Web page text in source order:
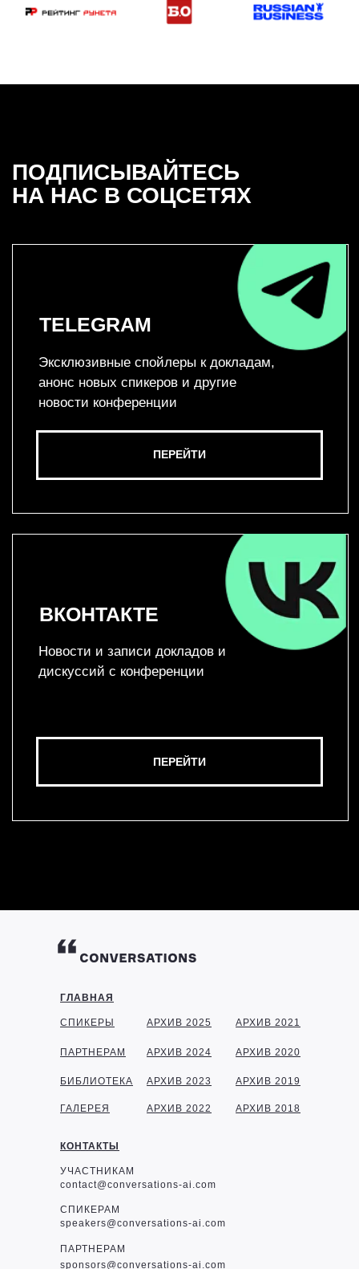
ГЛАВНАЯ
КОНТАКТЫ
СПИКЕРЫ
ПАРТНЕРАМ
БИБЛИОТЕКА
УЧАСТНИКАМ
contact@conversations-ai.com
СПИКЕРАМ
speakers@conversations-ai.com
ПАРТНЕРАМ
sponsors@conversations-ai.com
ГАЛЕРЕЯ
АРХИВ 2025
АРХИВ 2024
АРХИВ 2023
АРХИВ 2022
АРХИВ 2021
АРХИВ 2020
АРХИВ 2019
АРХИВ 2018